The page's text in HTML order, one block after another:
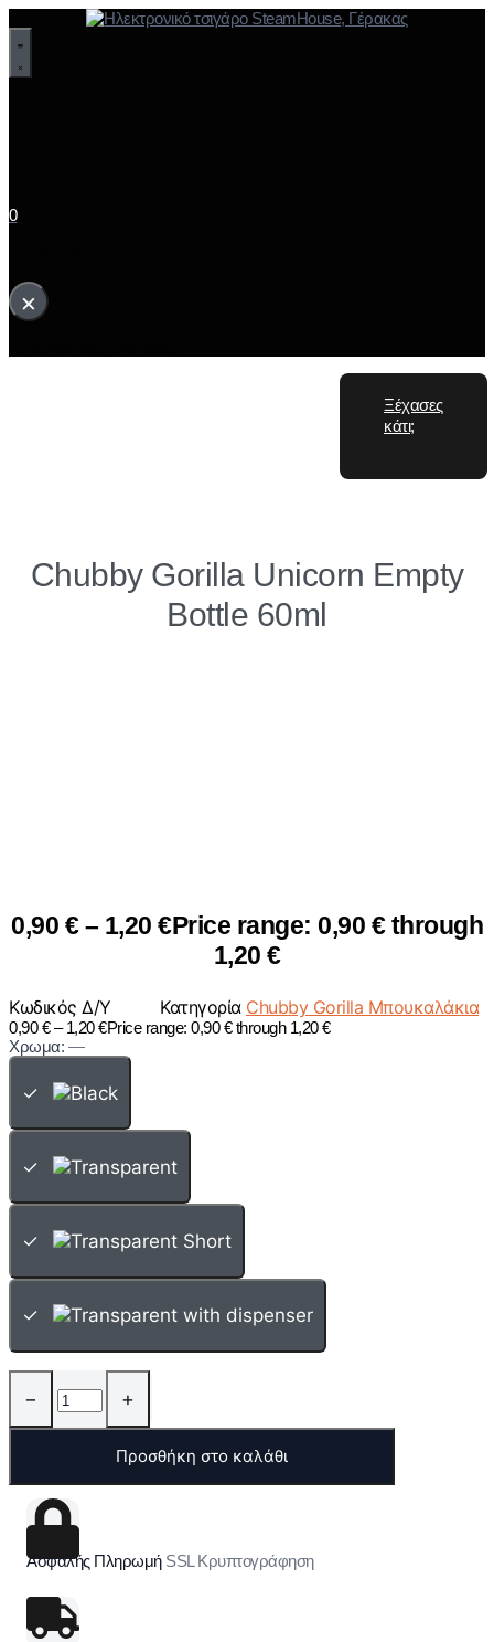
0
×
Ξέχασες
κάτι;
Chubby Gorilla Unicorn Empty
Bottle 60ml
0,90 € – 1,20 €Price range: 0,90 € through
1,20 €
Κωδικός Δ/Υ Κατηγορία Chubby Gorilla Μπουκαλάκια
0,90€ – 1,20€Price range: 0,90 € through 1,20 €
Χρωμα: —
✓
✓
✓
✓
− +
Προσθήκη στο καλάθι
Ασφαλής Πληρωμή SSL Κρυπτογράφηση